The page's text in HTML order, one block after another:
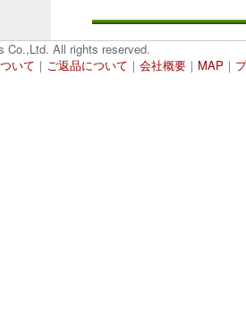
Co.,Ltd. All rights reserved.
いて ｜ ご返品について ｜ 会社概要 ｜ MAP ｜